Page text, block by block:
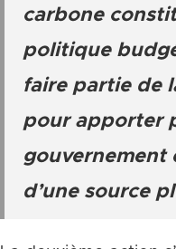
carbone
politique
faire partie de
pour apporter
gouvernement
d’une source